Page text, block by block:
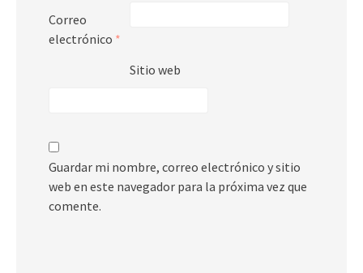
Correo
electrónico *
Sitio web
Guardar mi nombre, correo electrónico y sitio
web en este navegador para la próxima vez que
comente.